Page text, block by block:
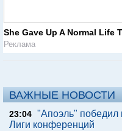
She Gave Up A Normal Life
Реклама
ВАЖНЫЕ НОВОСТИ
23:04 "Апоэль" победил
Лиги конференций